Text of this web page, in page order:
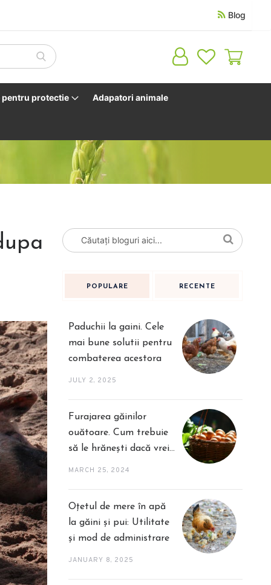
Blog
Cosul
pentru protectie Adapatori animale
POPULARE
Paduchii la gaini. Cele
mai bune solutii pentru
combaterea acestora
JULY 2, 2025
Furajarea găinilor
ouătoare. Cum trebuie
să le hrănești dacă vrei
MARCH 25, 2024
Oțetul de mere în apă
la găini și pui: Utilitate
și mod de administrare
JANUARY 8, 2025
RECENTE